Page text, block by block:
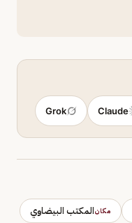
Claude
Grok
مكانالمكتب البيضاوي